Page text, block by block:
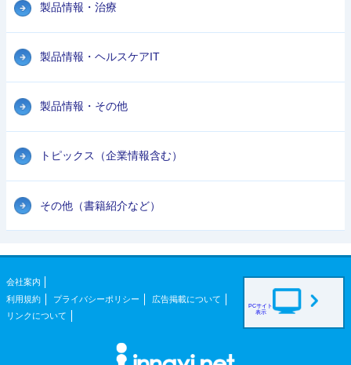
製品情報・治療
製品情報・ヘルスケアIT
製品情報・その他
トピックス（企業情報含む）
その他（書籍紹介など）
会社案内
利用規約
プライバシーポリシー
広告掲載について
リンクについて
PCサイト
表示